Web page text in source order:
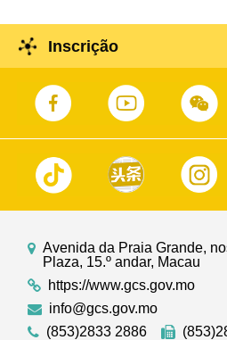
Inscrição
Avenida da Praia Grande,
Plaza, 15.º andar, Macau
https://www.gcs.gov.mo
info@gcs.gov.mo
(853)2833 2886